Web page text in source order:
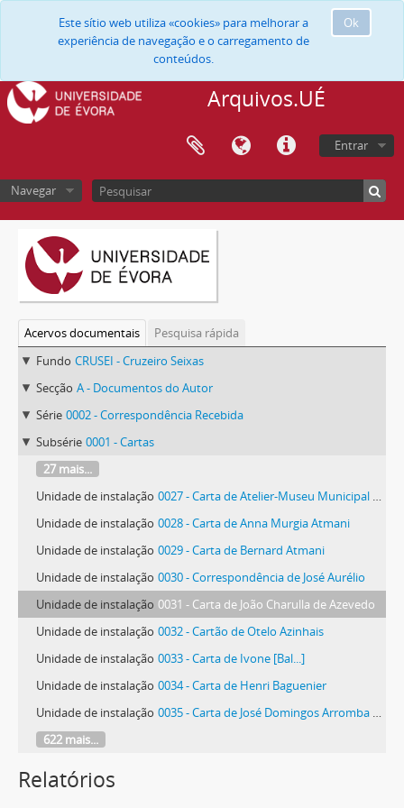
Ok
Este sítio web utiliza «cookies» para melhorar a
experiência de navegação e o carregamento de
conteúdos.
Arquivos.UÉ
Entrar
Navegar
Acervos documentais
Pesquisa rápida
Fundo CRUSEI - Cruzeiro Seixas
Secção A - Documentos do Autor
Série 0002 - Correspondência Recebida
Subsérie 0001 - Cartas
27 mais...
Unidade de instalação 0027 - Carta de Atelier-Museu Municipal António Duarte
Unidade de instalação 0028 - Carta de Anna Murgia Atmani
Unidade de instalação 0029 - Carta de Bernard Atmani
Unidade de instalação 0030 - Correspondência de José Aurélio
Unidade de instalação 0031 - Carta de João Charulla de Azevedo
Unidade de instalação 0032 - Cartão de Otelo Azinhais
Unidade de instalação 0033 - Carta de Ivone [Bal...]
Unidade de instalação 0034 - Carta de Henri Baguenier
Unidade de instalação 0035 - Carta de José Domingos Arromba Veríssimo Balbino
622 mais...
Relatórios